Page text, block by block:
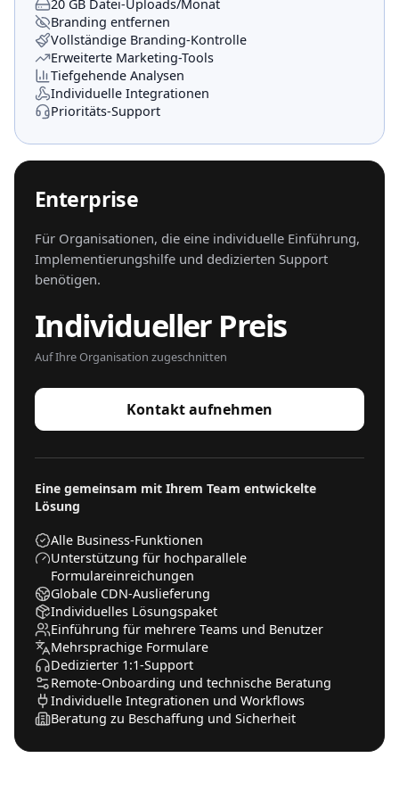
20 GB Datei-Uploads/Monat
Branding entfernen
Vollständige Branding-Kontrolle
Erweiterte Marketing-Tools
Tiefgehende Analysen
Individuelle Integrationen
Prioritäts-Support
Enterprise
Für Organisationen, die eine individuelle Einführung,
Implementierungshilfe und dedizierten Support
benötigen.
Individueller Preis
Auf Ihre Organisation zugeschnitten
Kontakt aufnehmen
Eine gemeinsam mit Ihrem Team entwickelte
Lösung
Alle Business-Funktionen
Unterstützung für hochparallele
Formulareinreichungen
Globale CDN-Auslieferung
Individuelles Lösungspaket
Einführung für mehrere Teams und Benutzer
Mehrsprachige Formulare
Dedizierter 1:1-Support
Remote-Onboarding und technische Beratung
Individuelle Integrationen und Workflows
Beratung zu Beschaffung und Sicherheit